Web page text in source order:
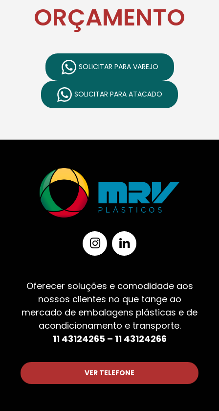
ORÇAMENTO
SOLICITAR PARA VAREJO
SOLICITAR PARA ATACADO
Oferecer soluções e comodidade aos
nossos clientes no que tange ao
mercado de embalagens plásticas e de
acondicionamento e transporte.
11 43124265 – 11 43124266
VER TELEFONE